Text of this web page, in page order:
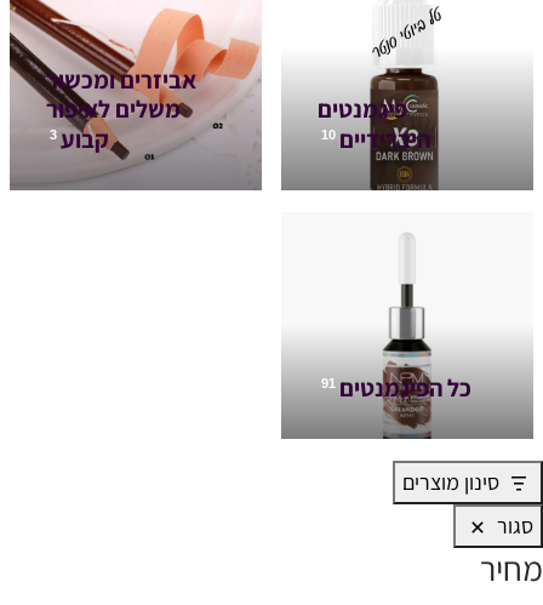
פיגמנטים
היברידיים 10
אביזרים ומכשור
משלים לאיפור
קבוע 3
כל הפיגמנטים 91
סינון מוצרים
סגור
מחיר